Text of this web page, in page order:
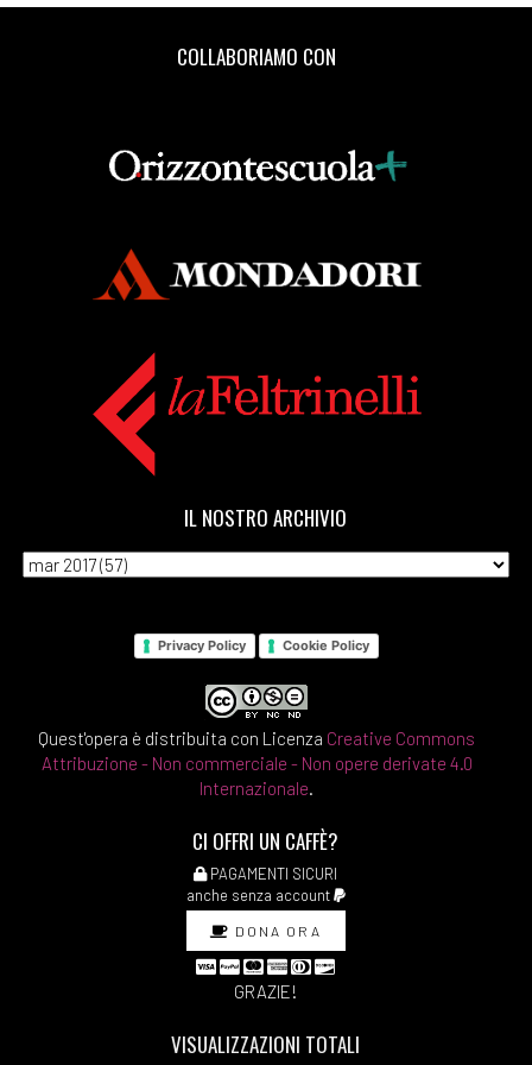
Mercanzin: pagina 69
La quarta sorella, di
Aprile 2018
[25]
Rukhsana Khan: pagina 69
Silvia Pattarini: pagina 69
[11]Tartarughe marine, di
Gianna Gambini: pagina 69
[04]
stragi impunite, di
Ferdinando Imposimato:
pagina 69
Marzo 2018
[28] Cuore, di Edmondo De
Amicis: pagina 69
Gianrico e Francesco
Carofiglio: pagina 69
Senilità, di Italo Svevo:
Febbraio 2018
COLLABORIAMO CON
IL NOSTRO ARCHIVIO
Privacy Policy Cookie Policy
Quest'opera è distribuita con Licenza Creative Commons
Attribuzione - Non commerciale - Non opere derivate 4.0
Internazionale.
CI OFFRI UN CAFFÈ?
PAGAMENTI SICURI
anche senza account
DONA ORA
GRAZIE!
VISUALIZZAZIONI TOTALI